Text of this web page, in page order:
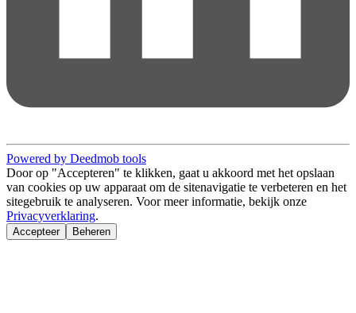
Powered by Deedmob tools
Door op "Accepteren" te klikken, gaat u akkoord met het opslaan
van cookies op uw apparaat om de sitenavigatie te verbeteren en het
sitegebruik te analyseren. Voor meer informatie, bekijk onze
Privacyverklaring.
Accepteer Beheren